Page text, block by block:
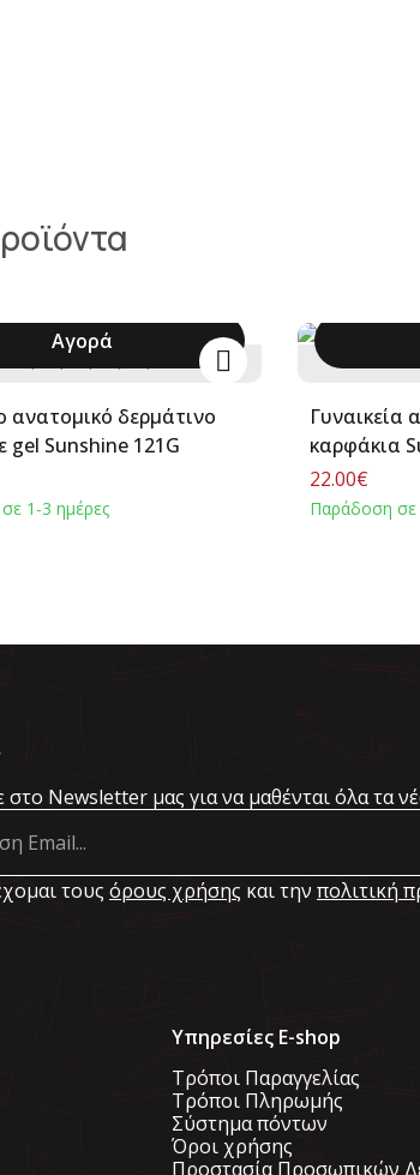
Αγορά
ανατομικό δερμάτινο
Sunshine 121G
1-3 ημέρες
Γυναικεία
καρφάκια
22.00€
Παράδοση σε
στο Newsletter μας για να μαθένται όλα τα
τους όρους χρήσης και την πολιτική
Υπηρεσίες E-shop
Τρόποι Παραγγελίας
Τρόποι Πληρωμής
Σύστημα πόντων
Όροι χρήσης
Προστασία Προσωπικών